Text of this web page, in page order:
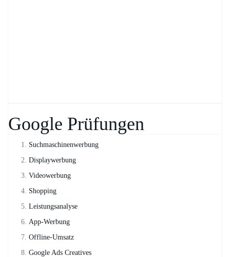
Google Prüfungen
Suchmaschinenwerbung
Displaywerbung
Videowerbung
Shopping
Leistungsanalyse
App-Werbung
Offline-Umsatz
Google Ads Creatives